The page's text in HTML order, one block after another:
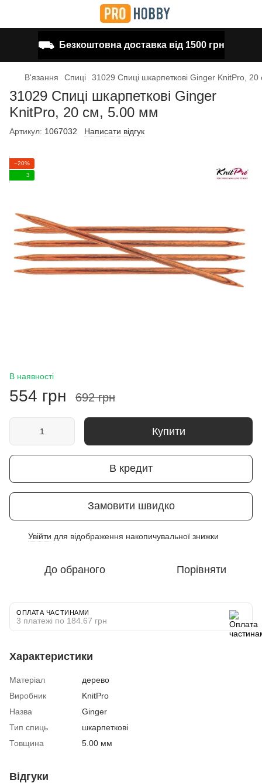
⛟ Безкоштовна доставка від 1500 грн
В'язання Спиці 31029 Спиці шкарпеткові Ginger KnitPro,
31029 Спиці шкарпеткові Ginger
KnitPro, 20 см, 5.00 мм
Артикул: 1067032 Написати відгук
−20%
3
В наявності
554 грн 692 грн
Купити
В кредит
Замовити швидко
Увійти для відображення накопичувальної знижки
До обраного Порівняти
ОПЛАТА ЧАСТИНАМИ
3 платежі по 184.67 грн
Характеристики
Матеріал
дерево
Виробник
KnitPro
Назва
Ginger
Тип спиць
шкарпеткові
Товщина
5.00 мм
Відгуки